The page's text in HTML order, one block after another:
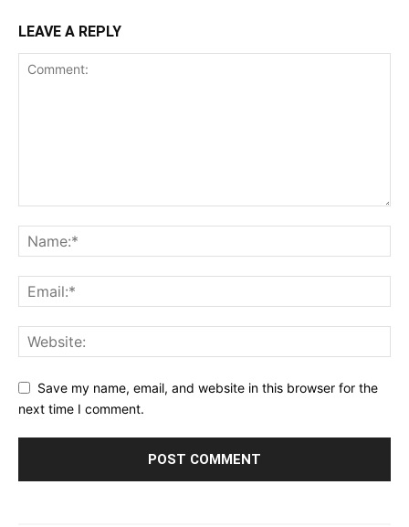
LEAVE A REPLY
Save my name, email, and website in this browser for the
next time I comment.